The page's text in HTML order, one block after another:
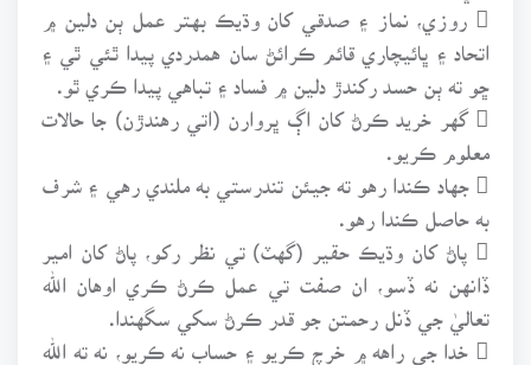
 روزي، نماز ۽ صدقي کان وڌيڪ بهتر عمل ٻن دلين ۾
اتحاد ۽ ڀائيچاري قائم ڪرائڻ سان همدردي پيدا ٿئي ٿي ۽
ڇو ته ٻن حسد رکندڙ دلين ۾ فساد ۽ تباهي پيدا ڪري ٿو.
 گهر خريد ڪرڻ کان اڳ ڀروارن (اتي رهندڙن) جا حالات
معلوم ڪريو.
 جهاد ڪندا رهو ته جيئن تندرستي به ملندي رهي ۽ شرف
به حاصل ڪندا رهو.
 پاڻ کان وڌيڪ حقير (گهٽ) تي نظر رکو، پاڻ کان امير
ڏانهن نه ڏسو، ان صفت تي عمل ڪرڻ ڪري اوهان الله
تعاليٰ جي ڏنل رحمتن جو قدر ڪرڻ سکي سگهندا.
 خدا جي راهه ۾ خرچ ڪريو ۽ حساب نه ڪريو، نه ته الله